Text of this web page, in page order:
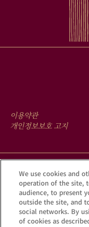
FOOTER
MENU
이용약관
개인정보보호 고지
크루그 앱을 다운로드하
이
We use cookies and
operation of the site,
audience, to present
outside the site, and
social networks. By
of cookies as